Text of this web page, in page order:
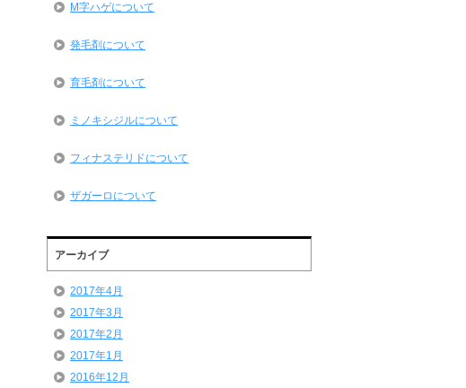
M字ハゲについて
発毛剤について
育毛剤について
ミノキシジルについて
フィナステリドについて
ザガーロについて
アーカイブ
2017年4月
2017年3月
2017年2月
2017年1月
2016年12月